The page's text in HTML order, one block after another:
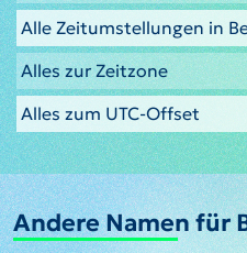
Alle Zeitumstellungen in
Alles zur Zeitzone
Alles zum UTC-Offset
Andere Namen für